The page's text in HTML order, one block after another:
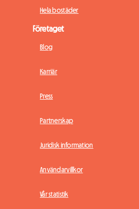
Hela bostäder
Företaget
Blog
Karriär
Press
Partnerskap
Juridisk information
Användarvillkor
Vår statistik